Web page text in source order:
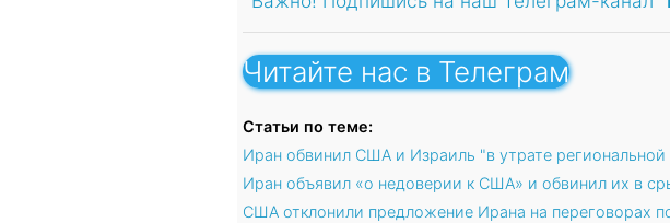
Читайте нас в Телеграм
Статьи по теме:
Иран обвинил США и Израиль "в утрате региональной
Иран объявил «о недоверии к США» и обвинил их в
США отклонили предложение Ирана на переговорах